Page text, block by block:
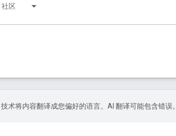
社区
术将内容翻译成您偏好的语言。AI 翻译可能包含错误。